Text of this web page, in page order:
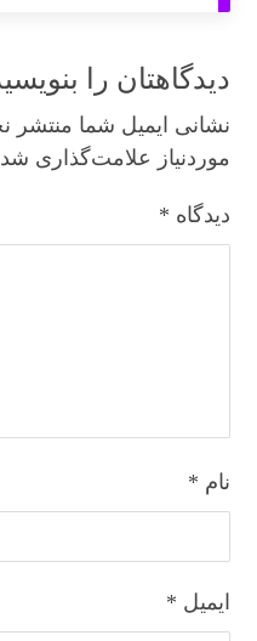
دیدگاهتان را
نشانی ایمیل شما منتشر
موردنیاز علامت‌گذاری
دیدگاه *
نام *
ایمیل *